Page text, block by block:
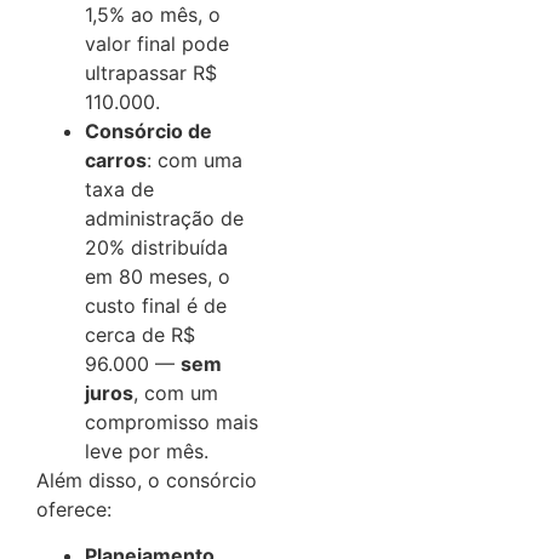
1,5% ao mês, o
valor final pode
ultrapassar R$
110.000.
Consórcio de
carros: com uma
taxa de
administração de
20% distribuída
em 80 meses, o
custo final é de
cerca de R$
96.000 — sem
juros, com um
compromisso mais
leve por mês.
Além disso, o consórcio
oferece: